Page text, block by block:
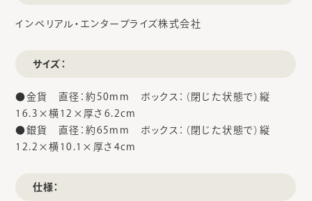
インペリアル・エンタープライズ株式会社
サイズ：
●金貨 直径：約50mm ボックス：（閉じた状態で）縦
16.3×横12×厚さ6.2cm
●銀貨 直径：約65mm ボックス：（閉じた状態で）縦
12.2×横10.1×厚さ4cm
仕様：